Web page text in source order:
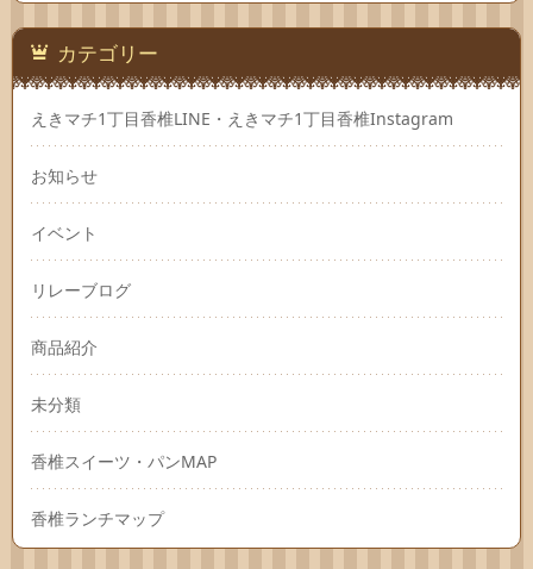
カテゴリー
えきマチ1丁目香椎LINE・えきマチ1丁目香椎Instagram
お知らせ
イベント
リレーブログ
商品紹介
未分類
香椎スイーツ・パンMAP
香椎ランチマップ